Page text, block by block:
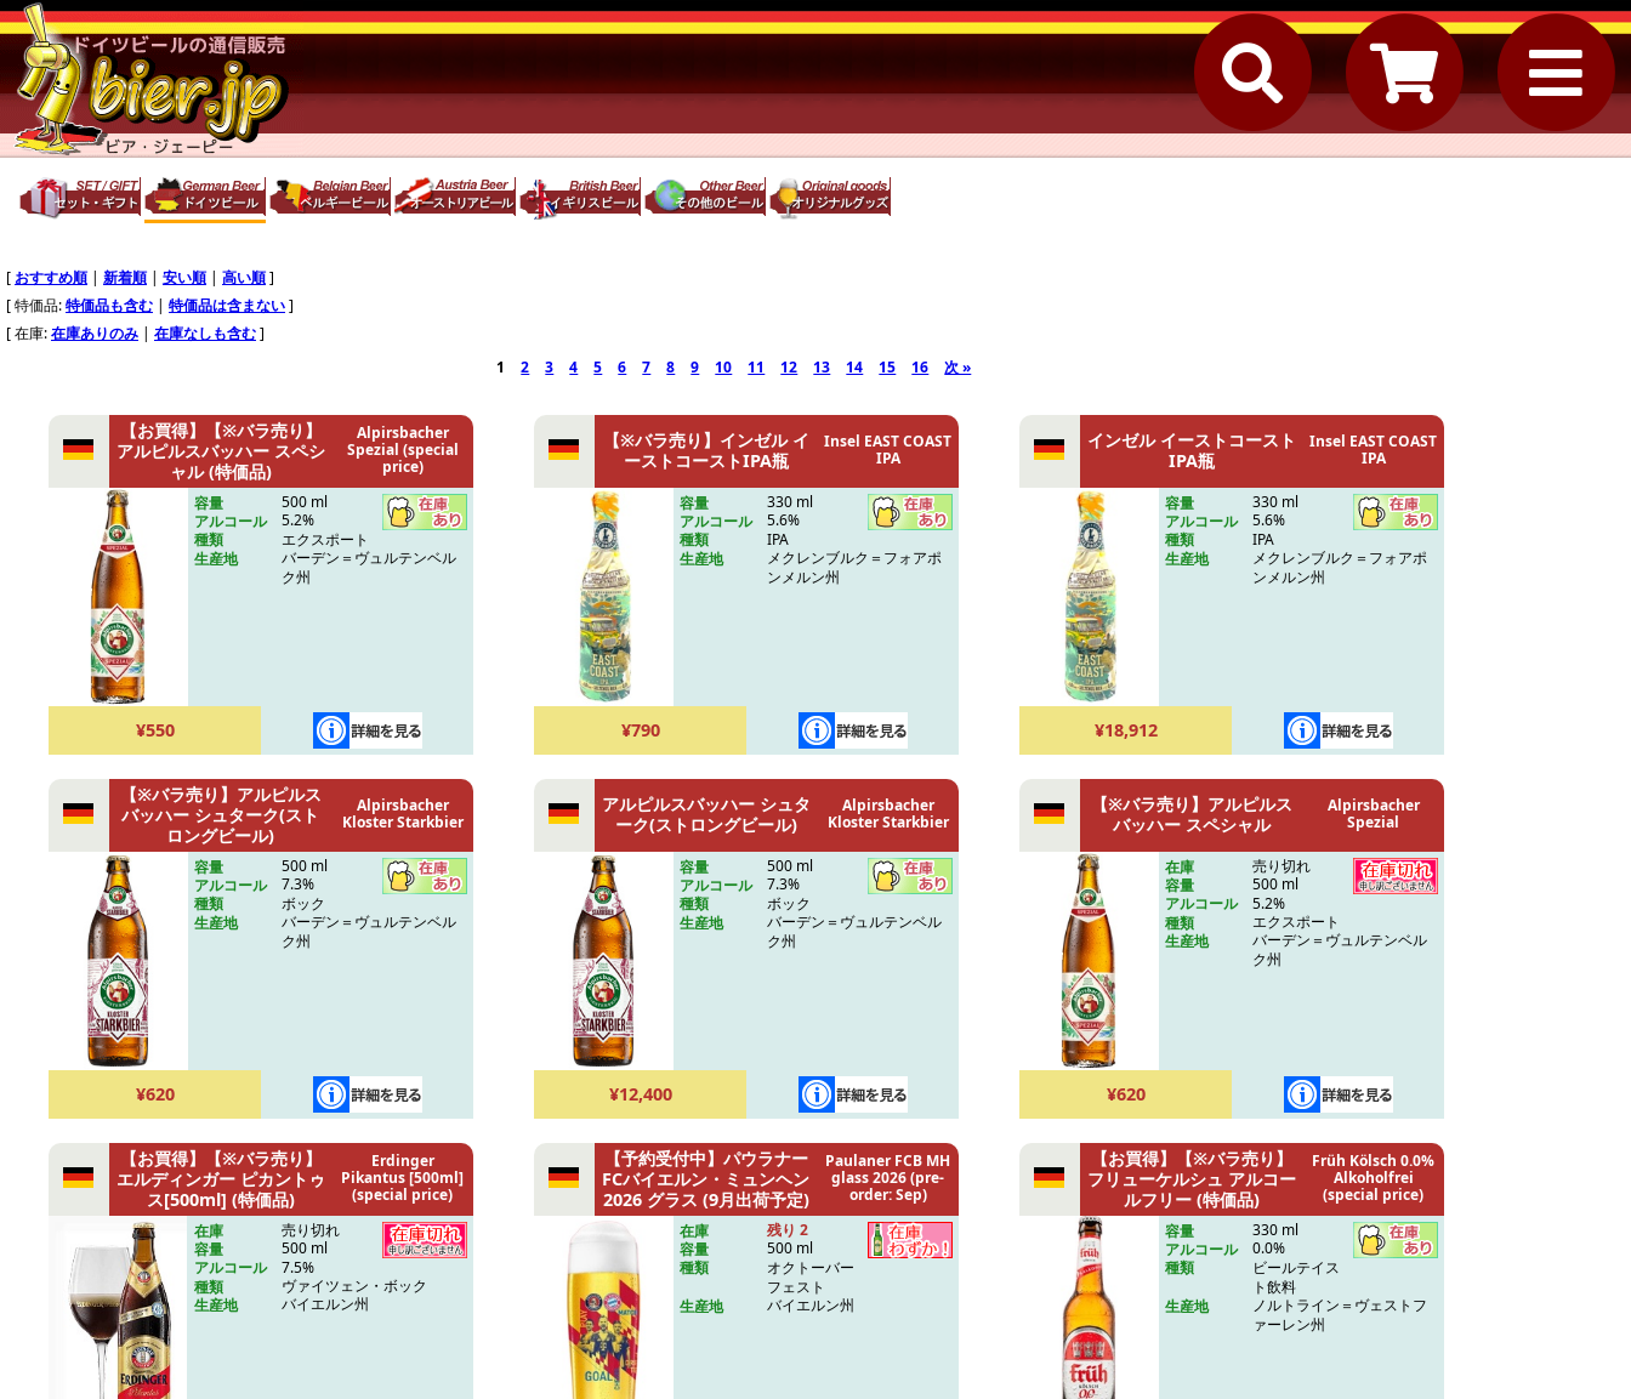
[ おすすめ順 | 新着順 | 安い順 | 高い順]
[ 特価品:特価品も含む | 特価品は含まない]
[ 在庫:在庫ありのみ | 在庫なしも含む]
1
2 3 4 5 6 7 8 9 10 11 12 13 14 15 16 次 »
【お買得】【※バラ売り】
アルピルスバッハー スペシ
ャル (特価品)
Alpirsbacher
Spezial (special
price)
容量
500 ml
アルコール
5.2%
種類
エクスポート
生産地
バーデン＝ヴュルテンベル
ク州
¥550
【※バラ売り】インゼル イ
ーストコーストIPA瓶
Insel EAST COAST
IPA
容量
330 ml
アルコール
5.6%
種類
IPA
生産地
メクレンブルク＝フォアポ
ンメルン州
¥790
インゼル イーストコースト
IPA瓶
Insel EAST COAST
IPA
容量
330 ml
アルコール
5.6%
種類
IPA
生産地
メクレンブルク＝フォアポ
ンメルン州
¥18,912
【※バラ売り】アルピルス
バッハー シュターク(スト
ロングビール)
Alpirsbacher
Kloster Starkbier
容量
500 ml
アルコール
7.3%
種類
ボック
生産地
バーデン＝ヴュルテンベル
ク州
¥620
アルピルスバッハー シュタ
ーク(ストロングビール)
Alpirsbacher
Kloster Starkbier
容量
500 ml
アルコール
7.3%
種類
ボック
生産地
バーデン＝ヴュルテンベル
ク州
¥12,400
【※バラ売り】アルピルス
バッハー スペシャル
Alpirsbacher
Spezial
在庫
売り切れ
容量
500 ml
アルコール
5.2%
種類
エクスポート
生産地
バーデン＝ヴュルテンベル
ク州
¥620
【お買得】【※バラ売り】
エルディンガー ピカントゥ
ス[500ml] (特価品)
Erdinger
Pikantus [500ml]
(special price)
在庫
売り切れ
容量
500 ml
アルコール
7.5%
種類
ヴァイツェン・ボック
生産地
バイエルン州
【予約受付中】パウラナー
FCバイエルン・ミュンヘン
2026 グラス (9月出荷予定)
Paulaner FCB MH
glass 2026 (pre-
order: Sep)
在庫
残り 2
容量
500 ml
種類
オクトーバー
フェスト
生産地
バイエルン州
【お買得】【※バラ売り】
フリューケルシュ アルコー
ルフリー (特価品)
Früh Kölsch 0.0%
Alkoholfrei
(special price)
容量
330 ml
アルコール
0.0%
種類
ビールテイス
ト飲料
生産地
ノルトライン＝ヴェストフ
ァーレン州